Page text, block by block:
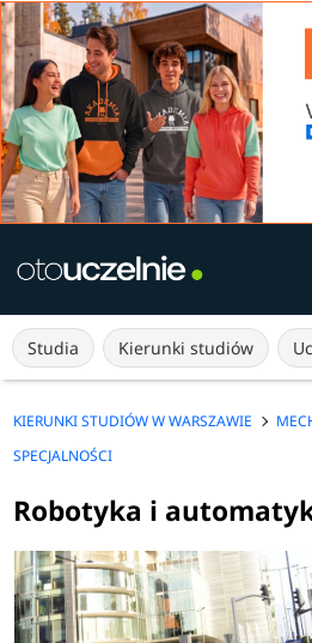
Studia Kierunki studiów
KIERUNKI STUDIÓW W WARSZAWIE
SPECJALNOŚCI
Robotyka i